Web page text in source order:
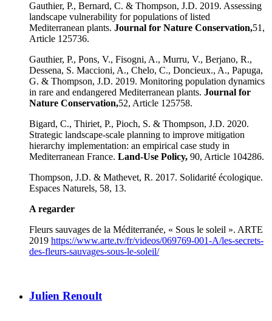
Gauthier, P., Bernard, C. & Thompson, J.D. 2019. Assessing
landscape vulnerability for populations of listed
Mediterranean plants. Journal for Nature Conservation,51,
Article 125736.
Gauthier, P., Pons, V., Fisogni, A., Murru, V., Berjano, R.,
Dessena, S. Maccioni, A., Chelo, C., Doncieux., A., Papuga,
G. & Thompson, J.D. 2019. Monitoring population dynamics
in rare and endangered Mediterranean plants. Journal for
Nature Conservation,52, Article 125758.
Bigard, C., Thiriet, P., Pioch, S. & Thompson, J.D. 2020.
Strategic landscape-scale planning to improve mitigation
hierarchy implementation: an empirical case study in
Mediterranean France. Land-Use Policy, 90, Article 104286.
Thompson, J.D. & Mathevet, R. 2017. Solidarité écologique.
Espaces Naturels, 58, 13.
A regarder
Fleurs sauvages de la Méditerranée, « Sous le soleil ». ARTE
2019 https://www.arte.tv/fr/videos/069769-001-A/les-secrets-
des-fleurs-sauvages-sous-le-soleil/
Julien Renoult